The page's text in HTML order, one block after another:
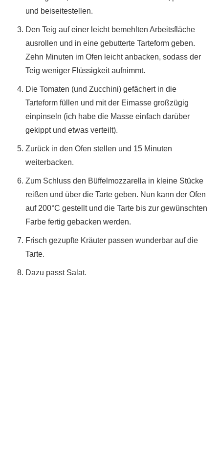
und beiseitestellen.
Den Teig auf einer leicht bemehlten Arbeitsfläche
ausrollen und in eine gebutterte Tarteform geben.
Zehn Minuten im Ofen leicht anbacken, sodass der
Teig weniger Flüssigkeit aufnimmt.
Die Tomaten (und Zucchini) gefächert in die
Tarteform füllen und mit der Eimasse großzügig
einpinseln (ich habe die Masse einfach darüber
gekippt und etwas verteilt).
Zurück in den Ofen stellen und 15 Minuten
weiterbacken.
Zum Schluss den Büffelmozzarella in kleine Stücke
reißen und über die Tarte geben. Nun kann der Ofen
auf 200°C gestellt und die Tarte bis zur gewünschten
Farbe fertig gebacken werden.
Frisch gezupfte Kräuter passen wunderbar auf die
Tarte.
Dazu passt Salat.